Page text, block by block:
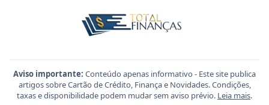
Aviso importante: Conteúdo apenas informativo - Este site publica
artigos sobre Cartão de Crédito, Finança e Novidades. Condições,
taxas e disponibilidade podem mudar sem aviso prévio. Leia mais.